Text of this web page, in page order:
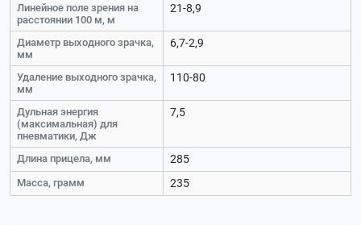
Линейное поле зрения на
расстоянии 100 м, м
21-8,9
Диаметр выходного зрачка,
мм
6,7-2,9
Удаление выходного зрачка,
мм
110-80
Дульная энергия
(максимальная) для
пневматики, Дж
7,5
Длина прицела, мм 285
Масса, грамм 235